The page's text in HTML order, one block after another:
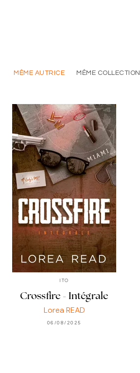
MÊME AUTRICE MÊME COLLECTION
ITO
Crossfire - Intégrale
Lorea READ
06/08/2025